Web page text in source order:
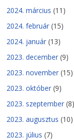
2024. március (11)
2024. február (15)
2024. január (13)
2023. december (9)
2023. november (15)
2023. október (9)
2023. szeptember (8)
2023. augusztus (10)
2023. július (7)